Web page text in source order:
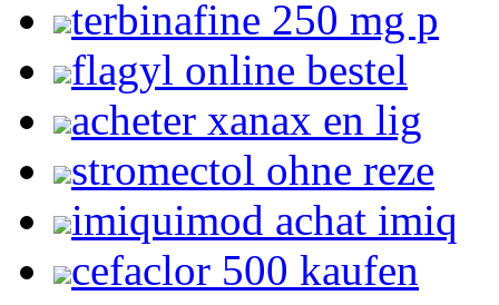
terbinafine 250 mg p
flagyl online bestel
acheter xanax en lig
stromectol ohne reze
imiquimod achat imiq
cefaclor 500 kaufen